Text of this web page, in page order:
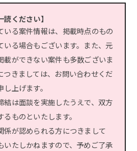
読ください】
いる案件情報は、掲載時点のもの
いる場合もございます。また、元
載ができない案件も多数ございま
つきましては、お問い合わせくだ
上げます。
結は面談を実施したうえで、双方
ものといたします。
係が認められる方につきまして
いたしかねますので、予めご了承